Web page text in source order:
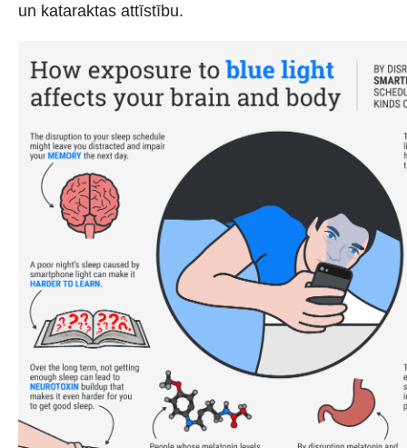
un kataraktas attīstību.